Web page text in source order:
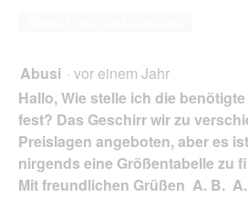
Abusi · vor einem Jahr
Hallo, Wie stelle ich die
fest? Das Geschirr wir zu
Preislagen angeboten, aber es ist
nirgends eine Größentabelle zu
Mit freundlichen Grüßen A. B.